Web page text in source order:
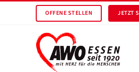
OFFENE STELLEN JETZT